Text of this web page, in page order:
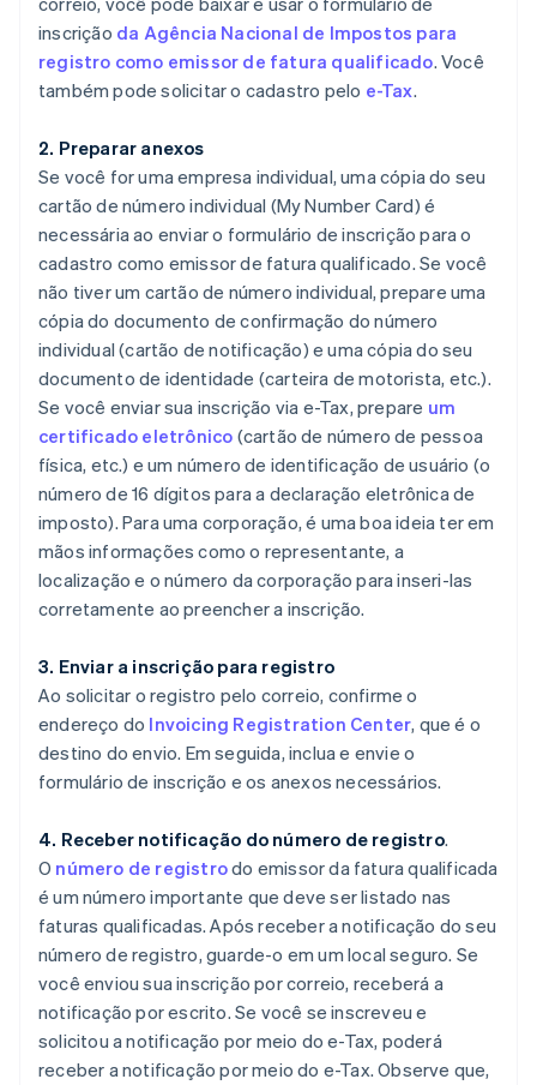
inscrição da Agência Nacional de Impostos para
registro como emissor de fatura qualificado. Você
também pode solicitar o cadastro pelo e-Tax.
2. Preparar anexos
Se você for uma empresa individual, uma cópia do seu
cartão de número individual (My Number Card) é
necessária ao enviar o formulário de inscrição para o
cadastro como emissor de fatura qualificado. Se você
não tiver um cartão de número individual, prepare uma
cópia do documento de confirmação do número
individual (cartão de notificação) e uma cópia do seu
documento de identidade (carteira de motorista, etc.).
Se você enviar sua inscrição via e-Tax, prepare um
certificado eletrônico (cartão de número de pessoa
física, etc.) e um número de identificação de usuário (o
número de 16 dígitos para a declaração eletrônica de
imposto). Para uma corporação, é uma boa ideia ter em
mãos informações como o representante, a
localização e o número da corporação para inseri-las
corretamente ao preencher a inscrição.
3. Enviar a inscrição para registro
Ao solicitar o registro pelo correio, confirme o
endereço do Invoicing Registration Center, que é o
destino do envio. Em seguida, inclua e envie o
formulário de inscrição e os anexos necessários.
4. Receber notificação do número de registro.
O número de registrodo emissor da fatura qualificada
é um número importante que deve ser listado nas
faturas qualificadas. Após receber a notificação do seu
número de registro, guarde-o em um local seguro. Se
você enviou sua inscrição por correio, receberá a
notificação por escrito. Se você se inscreveu e
solicitou a notificação por meio do e-Tax, poderá
receber a notificação por meio do e-Tax. Observe que,